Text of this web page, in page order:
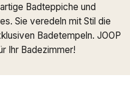
Badteppiche und
Sie veredeln mit Stil die
Badetempeln. JOOP
Ihr Badezimmer!